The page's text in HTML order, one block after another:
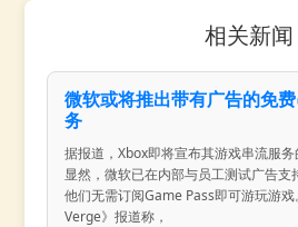
相关新闻
微软或将推出带有广告的免
务
据报道，Xbox即将宣布其游戏串流服务
显然，微软已在内部与员工测试广告支
他们无需订阅Game Pass即可游玩游
Verge》报道称，